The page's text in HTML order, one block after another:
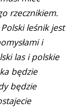
rzecznikiem.
leśnik jest
i
las i polskie
będzie
będzie